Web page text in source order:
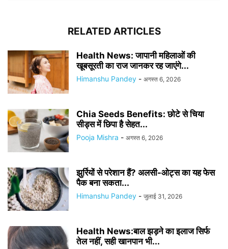
RELATED ARTICLES
Health News: जापानी महिलाओं की
खूबसूरती का राज जानकर रह जाएंगे...
Himanshu Pandey - अगस्त 6, 2026
Chia Seeds Benefits: छोटे से चिया
सीड्स में छिपा है सेहत...
Pooja Mishra - अगस्त 6, 2026
झुर्रियों से परेशान हैं? अलसी-ओट्स का यह फेस
पैक बना सकता...
Himanshu Pandey - जुलाई 31, 2026
Health News:बाल झड़ने का इलाज सिर्फ
तेल नहीं, सही खानपान भी...